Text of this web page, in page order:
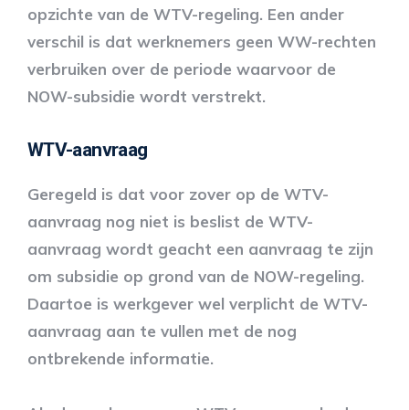
opzichte van de WTV-regeling. Een ander
verschil is dat werknemers geen WW-rechten
verbruiken over de periode waarvoor de
NOW-subsidie wordt verstrekt.
WTV-aanvraag
Geregeld is dat voor zover op de WTV-
aanvraag nog niet is beslist de WTV-
aanvraag wordt geacht een aanvraag te zijn
om subsidie op grond van de NOW-regeling.
Daartoe is werkgever wel verplicht de WTV-
aanvraag aan te vullen met de nog
ontbrekende informatie.